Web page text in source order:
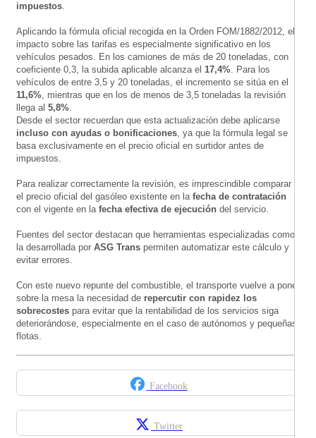
impuestos.
Aplicando la fórmula oficial recogida en la Orden FOM/1882/2012, el
impacto sobre las tarifas es especialmente significativo en los
vehículos pesados. En los camiones de más de 20 toneladas, con
coeficiente 0,3, la subida aplicable alcanza el 17,4%. Para los
vehículos de entre 3,5 y 20 toneladas, el incremento se sitúa en el
11,6%, mientras que en los de menos de 3,5 toneladas la revisión
llega al 5,8%.
Desde el sector recuerdan que esta actualización debe aplicarse
incluso con ayudas o bonificaciones, ya que la fórmula legal se
basa exclusivamente en el precio oficial en surtidor antes de
impuestos.
Para realizar correctamente la revisión, es imprescindible comparar
el precio oficial del gasóleo existente en la fecha de contratación
con el vigente en la fecha efectiva de ejecución del servicio.
Fuentes del sector destacan que herramientas especializadas como
la desarrollada por ASG Trans permiten automatizar este cálculo y
evitar errores.
Con este nuevo repunte del combustible, el transporte vuelve a poner
sobre la mesa la necesidad de repercutir con rapidez los
sobrecostes para evitar que la rentabilidad de los servicios siga
deteriorándose, especialmente en el caso de autónomos y pequeñas
flotas.
Facebook
Twitter